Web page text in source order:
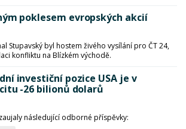
poklesem evropských akcií
Stupavský byl hostem živého vysílání pro ČT 24,
konfliktu na Blízkém východě.
investiční pozice USA je v
-26 bilionů dolarů
následující odborné příspěvky: